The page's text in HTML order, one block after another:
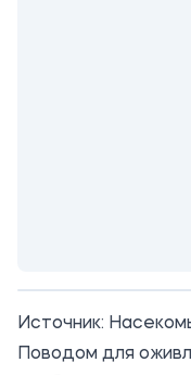
Источник:
Поводом для